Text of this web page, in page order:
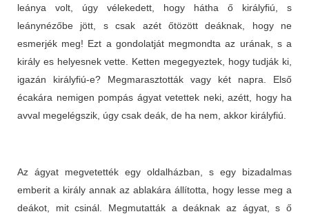
leánya volt, úgy vélekedett, hogy hátha ő királyfiú, s
leánynézőbe jött, s csak azét őtözött deáknak, hogy ne
esmerjék meg! Ezt a gondolatját megmondta az urának, s a
király es helyesnek vette. Ketten megegyeztek, hogy tudják ki,
igazán királyfiú-e? Megmarasztották vagy két napra. Első
écakára nemigen pompás ágyat vetettek neki, azétt, hogy ha
avval megelégszik, úgy csak deák, de ha nem, akkor királyfiú.
Az ágyat megvetették egy oldalházban, s egy bizadalmas
emberit a király annak az ablakára állította, hogy lesse meg a
deákot, mit csinál. Megmutatták a deáknak az ágyat, s ő